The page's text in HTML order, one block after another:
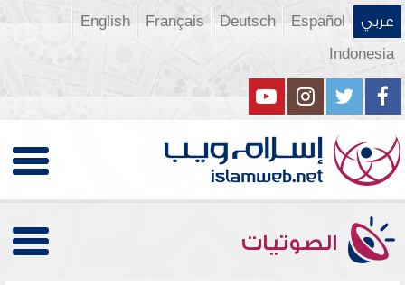
عربي Español
Deutsch
Français
English
Indonesia
الصوتيات